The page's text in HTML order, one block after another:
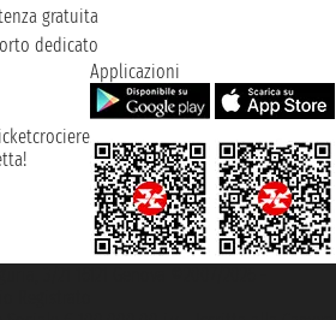
gratuita
dedicato
Applicazioni